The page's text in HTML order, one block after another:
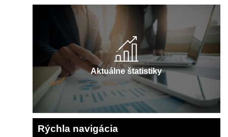
Aktuálne štatistiky
Rýchla navigácia